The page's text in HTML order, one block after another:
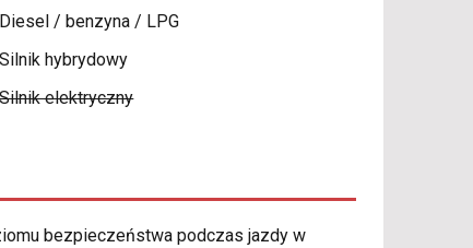
Diesel / benzyna / LPG
Silnik hybrydowy
Silnik elektryczny
bezpieczeństwa podczas jazdy w